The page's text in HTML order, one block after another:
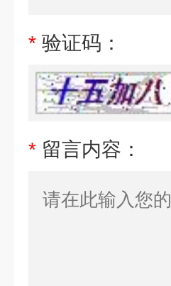
* 验证码：
* 留言内容：